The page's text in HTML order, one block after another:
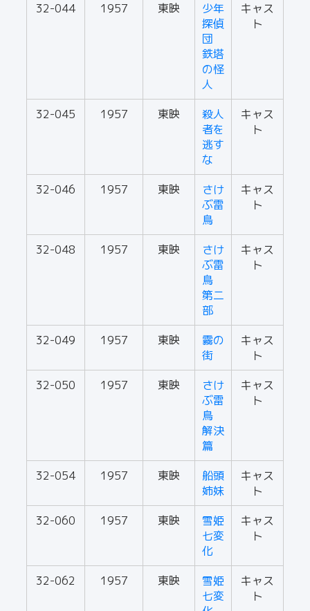
32-044 1957 東映
少年
探偵
団
鉄塔
の怪
人
キャス
ト
32-045 1957 東映
殺人
者を
逃す
な
キャス
ト
32-046 1957 東映
さけ
ぶ雷
鳥
キャス
ト
32-048 1957 東映
さけ
ぶ雷
鳥
第二
部
キャス
ト
32-049 1957 東映
霧の
街
キャス
ト
32-050
1957 東映
さけ
ぶ雷
鳥
解決
篇
キャス
ト
32-054 1957 東映
船頭
姉妹
キャス
ト
32-060
1957 東映
雪姫
七変
化
キャス
ト
32-062 1957 東映
雪姫
七変
キャス
ト